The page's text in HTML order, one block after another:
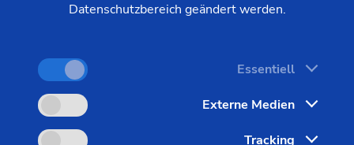
Bauteile im Inneren eines Triebwerks werden
extrem belastet und werden daher aus sehr harten
Werkstoffen hergestellt. So bestehen z.B.Blisk
(Blade Integrated Disk)
Datenschutzbereich geändert werden.
Essentiell
Externe Medien
Tracking